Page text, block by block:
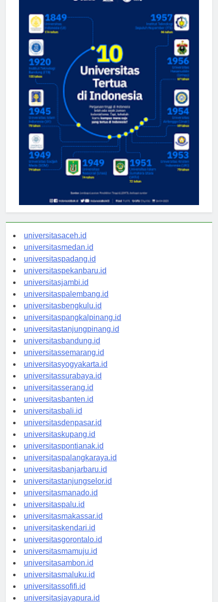
universitasaceh.id
universitasmedan.id
universitaspadang.id
universitaspekanbaru.id
universitasjambi.id
universitaspalembang.id
universitasbengkulu.id
universitaspangkalpinang.id
universitastanjungpinang.id
universitasbandung.id
universitassemarang.id
universitasyogyakarta.id
universitassurabaya.id
universitasserang.id
universitasbanten.id
universitasbali.id
universitasdenpasar.id
universitaskupang.id
universitaspontianak.id
universitaspalangkaraya.id
universitasbanjarbaru.id
universitastanjungselor.id
universitasmanado.id
universitaspalu.id
universitasmakassar.id
universitaskendari.id
universitasgorontalo.id
universitasmamuju.id
universitasambon.id
universitasmaluku.id
universitassofifi.id